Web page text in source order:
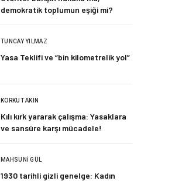
demokratik toplumun eşiği mi?
TUNCAY YILMAZ
Yasa Teklifi ve “bin kilometrelik yol”
KORKUT AKIN
Kılı kırk yararak çalışma: Yasaklara
ve sansüre karşı mücadele!
MAHSUNI GÜL
1930 tarihli gizli genelge: Kadın